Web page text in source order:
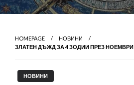
HOMEPAGE
НОВИНИ
ЗЛАТЕН ДЪЖД ЗА 4 ЗОДИИ ПРЕЗ НОЕМВРИ
НОВИНИ